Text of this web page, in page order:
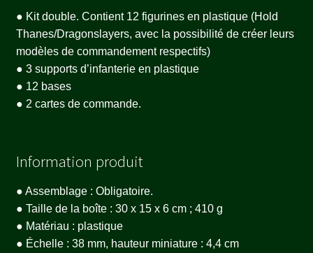
● Kit double. Contient 12 figurines en plastique (Hold
Thanes/Dragonslayers, avec la possibilité de créer leurs
modèles de commandement respectifs)
● 3 supports d’infanterie en plastique
● 12 bases
● 2 cartes de commande.
Information produit
● Assemblage : Obligatoire.
● Taille de la boîte : 30 x 15 x 6 cm ; 410 g
● Matériau : plastique
● Échelle : 38 mm, hauteur miniature : 4,4 cm